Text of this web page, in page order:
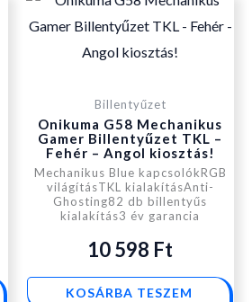
Billentyűzet
Onikuma G58 Mechanikus
Gamer Billentyűzet TKL –
Fehér – Angol kiosztás!
Mechanikus Blue kapcsolókRGB
világításTKL kialakításAnti-
Ghosting82 db billentyűs
kialakítás3 év garancia
10 598 Ft
KOSÁRBA TESZEM